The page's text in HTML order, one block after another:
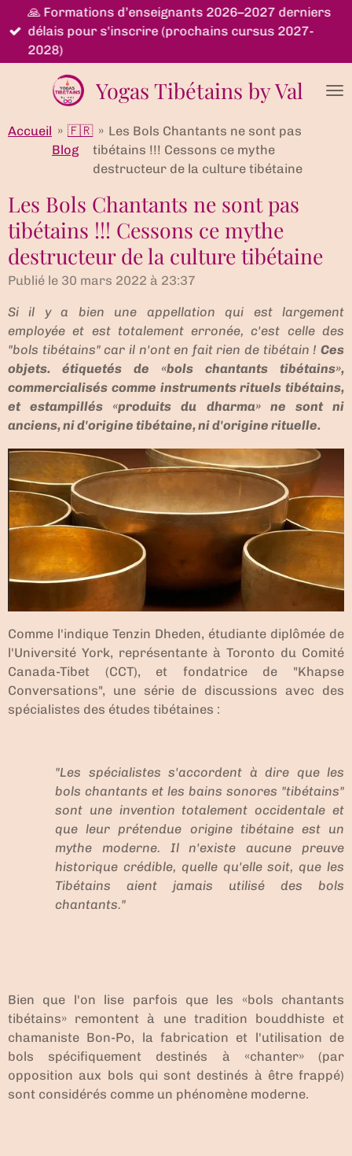
Passer
au
contenu
Yogas Tibétains by Val
🙏 Formations d’enseignants 2026–2027 derniers
délais pour s'inscrire (prochains cursus 2027-
2028)
Accueil » 🇫🇷
Blog
» Les Bols Chantants ne sont pas
tibétains !!! Cessons ce mythe
destructeur de la culture tibétaine
Les Bols Chantants ne sont pas
tibétains !!! Cessons ce mythe
destructeur de la culture tibétaine
Publié le 30 mars 2022 à 23:37
Si il y a bien une appellation qui est largement
employée et est totalement erronée, c'est celle des
"bols tibétains" car il n'ont en fait rien de tibétain ! Ces
objets. étiquetés de «bols chantants tibétains»,
commercialisés comme instruments rituels tibétains,
et estampillés «produits du dharma» ne sont ni
anciens, ni d'origine tibétaine, ni d'origine rituelle.
Comme l'indique Tenzin Dheden, étudiante diplômée de
l'Université York, représentante à Toronto du Comité
Canada-Tibet (CCT), et fondatrice de "Khapse
Conversations", une série de discussions avec des
spécialistes des études tibétaines :
"Les spécialistes s'accordent à dire que les
bols chantants et les bains sonores "tibétains"
sont une invention totalement occidentale et
que leur prétendue origine tibétaine est un
mythe moderne. Il n'existe aucune preuve
historique crédible, quelle qu'elle soit, que les
Tibétains aient jamais utilisé des bols
chantants."
Bien que l'on lise parfois que les «bols chantants
tibétains» remontent à une tradition bouddhiste et
chamaniste Bon-Po, la fabrication et l'utilisation de
bols spécifiquement destinés à «chanter» (par
opposition aux bols qui sont destinés à être frappé)
sont considérés comme un phénomène moderne.